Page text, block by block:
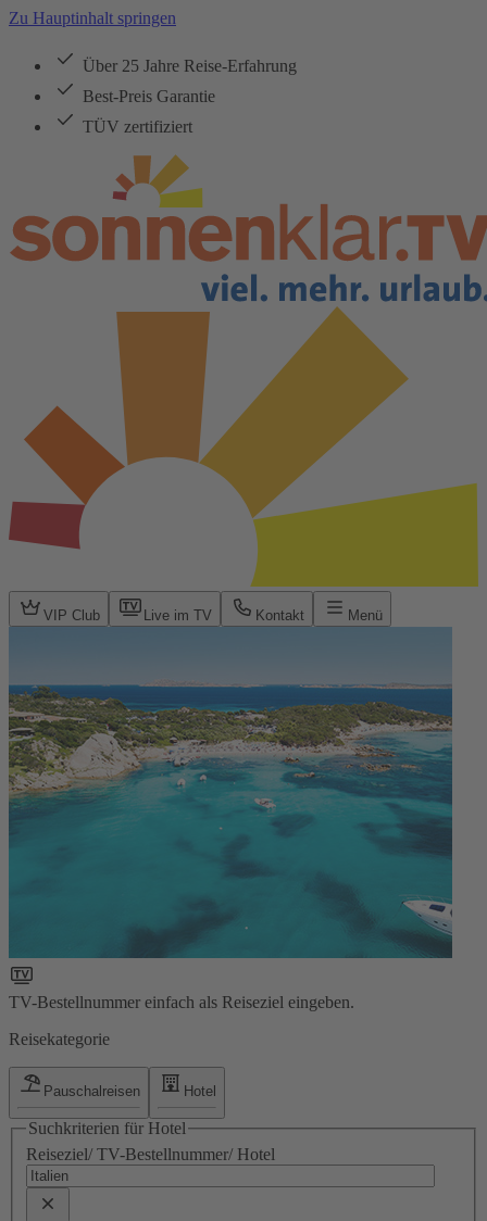
Zu Hauptinhalt springen
Über 25 Jahre Reise-Erfahrung
Best-Preis Garantie
TÜV zertifiziert
VIP Club Live im TV Kontakt Menü
TV-Bestellnummer einfach als Reiseziel eingeben.
Reisekategorie
Pauschalreisen Hotel
Suchkriterien für Hotel
Reiseziel/ TV-Bestellnummer/ Hotel